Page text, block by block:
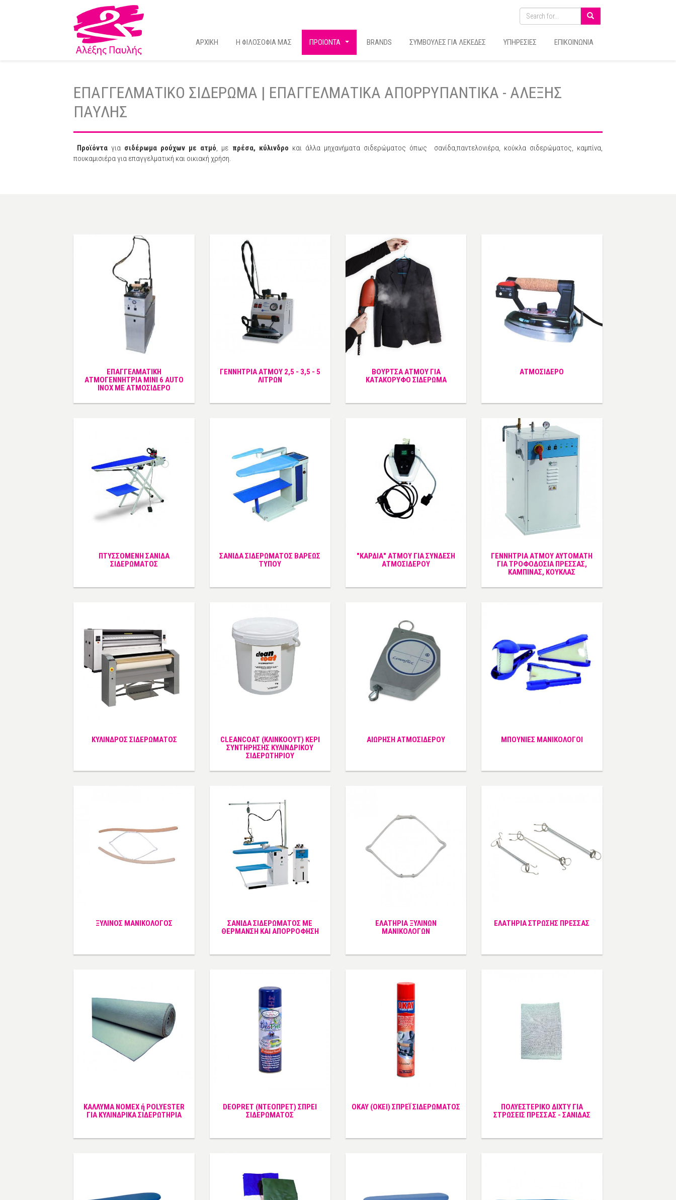
ΕΠΑΓΓΕΛΜΑΤΙΚΟ ΣΙΔΕΡΩΜΑ | ΕΠΑΓΓΕΛΜΑΤΙΚΑ ΑΠΟΡΡΥΠΑΝΤΙΚΑ - ΑΛΕΞΗΣ
ΠΑΥΛΗΣ
Προϊόντα για σιδέρωμα ρούχων με ατμό, με πρέσα, κύλινδρο και άλλα μηχανήματα σιδερώματος όπως σανίδα,παντελονιέρα, κούκλα σιδερώματος, καμπίνα,
πουκαμισιέρα για επαγγελματική και οικιακή χρήση.
ΕΠΑΓΓΕΛΜΑΤΙΚΗ
ΑΤΜΟΓΕΝΝΗΤΡΙΑ MINI 6 AUTO
INOX ΜΕ ΑΤΜΟΣΙΔΕΡΟ
ΓΕΝΝΗΤΡΙΑ ΑΤΜΟΥ 2,5 - 3,5 - 5
ΛΙΤΡΩΝ
ΒΟΥΡΤΣΑ ΑΤΜΟΥ ΓΙΑ
ΚΑΤΑΚΟΡΥΦΟ ΣΙΔΕΡΩΜΑ
ΑΤΜΟΣΙΔΕΡΟ
ΠΤΥΣΣΟΜΕΝΗ ΣΑΝΙΔΑ
ΣΙΔΕΡΩΜΑΤΟΣ
ΣΑΝΙΔΑ ΣΙΔΕΡΩΜΑΤΟΣ ΒΑΡΕΩΣ
ΤΥΠΟΥ
"ΚΑΡΔΙΑ" ΑΤΜΟΥ ΓΙΑ ΣΥΝΔΕΣΗ
ΑΤΜΟΣΙΔΕΡΟΥ
ΓΕΝΝΗΤΡΙΑ ΑΤΜΟΥ ΑΥΤΟΜΑΤΗ
ΓΙΑ ΤΡΟΦΟΔΟΣΙΑ ΠΡΕΣΣΑΣ,
ΚΑΜΠΙΝΑΣ, ΚΟΥΚΛΑΣ
ΚΥΛΙΝΔΡΟΣ ΣΙΔΕΡΩΜΑΤΟΣ
CLEANCOAT (ΚΛΙΝΚΟΟΥΤ) ΚΕΡΙ
ΣΥΝΤΗΡΗΣΗΣ ΚΥΛΙΝΔΡΙΚΟΥ
ΣΙΔΕΡΩΤΗΡΙΟΥ
ΑΙΩΡΗΣΗ ΑΤΜΟΣΙΔΕΡΟΥ ΜΠΟΥΝΙΕΣ ΜΑΝΙΚΟΛΟΓΟΙ
ΞΥΛΙΝΟΣ ΜΑΝΙΚΟΛΟΓΟΣ
ΣΑΝΙΔΑ ΣΙΔΕΡΩΜΑΤΟΣ ΜΕ
ΘΕΡΜΑΝΣΗ ΚΑΙ ΑΠΟΡΡΟΦΗΣΗ
ΕΛΑΤΗΡΙΑ ΞΥΛΙΝΩΝ
ΜΑΝΙΚΟΛΟΓΩΝ
ΕΛΑΤΗΡΙΑ ΣΤΡΩΣΗΣ ΠΡΕΣΣΑΣ
ΚΑΛΛΥΜΑ NOMEX ή POLYESTER
ΓΙΑ ΚΥΛΙΝΔΡΙΚΑ ΣΙΔΕΡΩΤΗΡΙΑ
DEOPRET (ΝΤΕΟΠΡΕΤ) ΣΠΡΕΙ
ΣΙΔΕΡΩΜΑΤΟΣ
OKAY (ΟΚΕΙ) ΣΠΡΕΪ ΣΙΔΕΡΩΜΑΤΟΣ
ΠΟΛΥΕΣΤΕΡΙΚΟ ΔΙΧΤΥ ΓΙΑ
ΣΤΡΩΣΕΙΣ ΠΡΕΣΣΑΣ - ΣΑΝΙΔΑΣ
ΑΡΧΙΚΗ Η ΦΙΛΟΣΟΦΙΑ ΜΑΣ ΠΡΟΙΟΝΤΑ BRANDS ΣΥΜΒΟΥΛΕΣ ΓΙΑ ΛΕΚΕΔΕΣ ΥΠΗΡΕΣΙΕΣ ΕΠΙΚΟΙΝΩΝΙΑ